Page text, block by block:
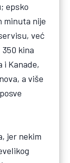
epsko
minuta nije
već
kina
i Kanade,
a više
jer nekim